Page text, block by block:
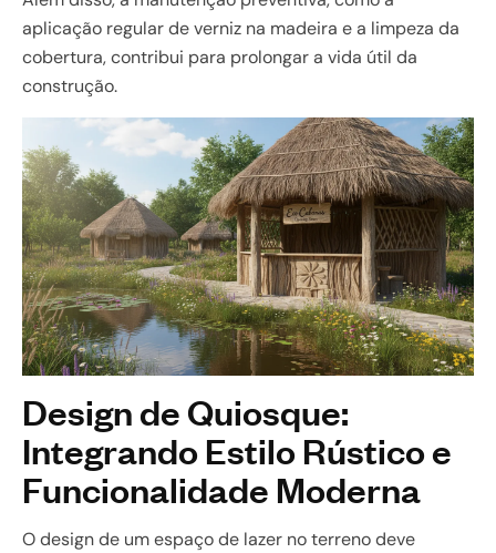
aplicação regular de verniz na madeira e a limpeza da
cobertura, contribui para prolongar a vida útil da
construção.
Design de Quiosque:
Integrando Estilo Rústico e
Funcionalidade Moderna
O design de um espaço de lazer no terreno deve